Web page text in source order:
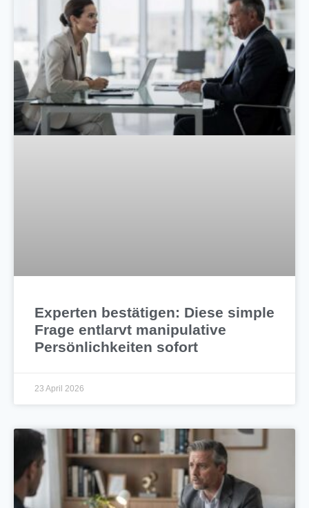
Experten bestätigen: Diese simple
Frage entlarvt manipulative
Persönlichkeiten sofort
23 April 2026